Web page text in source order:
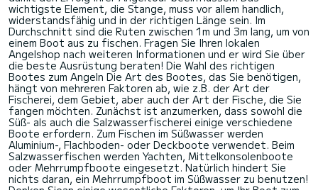
wichtigste Element, die Stange, muss vor allem handlich,
widerstandsfähig und in der richtigen Länge sein. Im
Durchschnitt sind die Ruten zwischen 1m und 3m lang, um von
einem Boot aus zu fischen. Fragen Sie Ihren lokalen
Angelshop nach weiteren Informationen und er wird Sie über
die beste Ausrüstung beraten! Die Wahl des richtigen
Bootes zum Angeln Die Art des Bootes, das Sie benötigen,
hängt von mehreren Faktoren ab, wie z.B. der Art der
Fischerei, dem Gebiet, aber auch der Art der Fische, die Sie
fangen möchten. Zunächst ist anzumerken, dass sowohl die
Süß- als auch die Salzwasserfischerei einige verschiedene
Boote erfordern. Zum Fischen im Süßwasser werden
Aluminium-, Flachboden- oder Deckboote verwendet. Beim
Salzwasserfischen werden Yachten, Mittelkonsolenboote
oder Mehrrumpfboote eingesetzt. Natürlich hindert Sie
nichts daran, ein Mehrrumpfboot im Süßwasser zu benutzen!